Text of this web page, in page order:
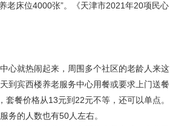
老床位4000张”。《天津市2021年20项民心
心就热闹起来，周围多个社区的老龄人来这
到宾西楼养老服务中心用餐或要求上门送餐
餐价格从13元到22元不等，还可以单点。
务的人数也有50人左右。